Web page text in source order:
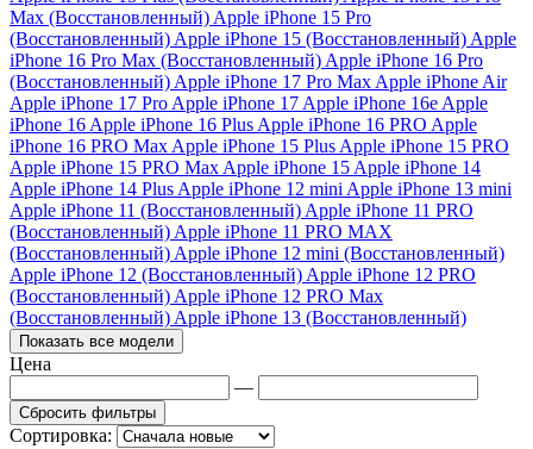
Max (Восстановленный) Apple iPhone 15 Pro
(Восстановленный) Apple iPhone 15 (Восстановленный) Apple
iPhone 16 Pro Max (Восстановленный) Apple iPhone 16 Pro
(Восстановленный) Apple iPhone 17 Pro Max Apple iPhone Air
Apple iPhone 17 Pro Apple iPhone 17 Apple iPhone 16e Apple
iPhone 16 Apple iPhone 16 Plus Apple iPhone 16 PRO Apple
iPhone 16 PRO Max Apple iPhone 15 Plus Apple iPhone 15 PRO
Apple iPhone 15 PRO Max Apple iPhone 15 Apple iPhone 14
Apple iPhone 14 Plus Apple iPhone 12 mini Apple iPhone 13 mini
Apple iPhone 11 (Восстановленный) Apple iPhone 11 PRO
(Восстановленный) Apple iPhone 11 PRO MAX
(Восстановленный) Apple iPhone 12 mini (Восстановленный)
Apple iPhone 12 (Восстановленный) Apple iPhone 12 PRO
(Восстановленный) Apple iPhone 12 PRO Max
(Восстановленный) Apple iPhone 13 (Восстановленный)
Показать все модели
Цена
—
Сбросить фильтры
Сортировка: